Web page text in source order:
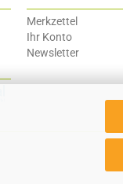
Merkzettel
Ihr Konto
Newsletter